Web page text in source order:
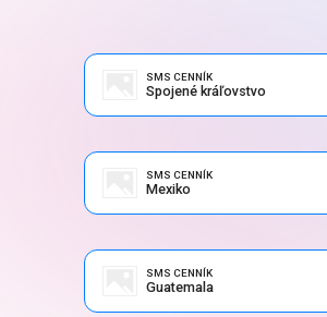
SMS CENNÍK
Spojené kráľovstvo
SMS CENNÍK
Mexiko
SMS CENNÍK
Guatemala